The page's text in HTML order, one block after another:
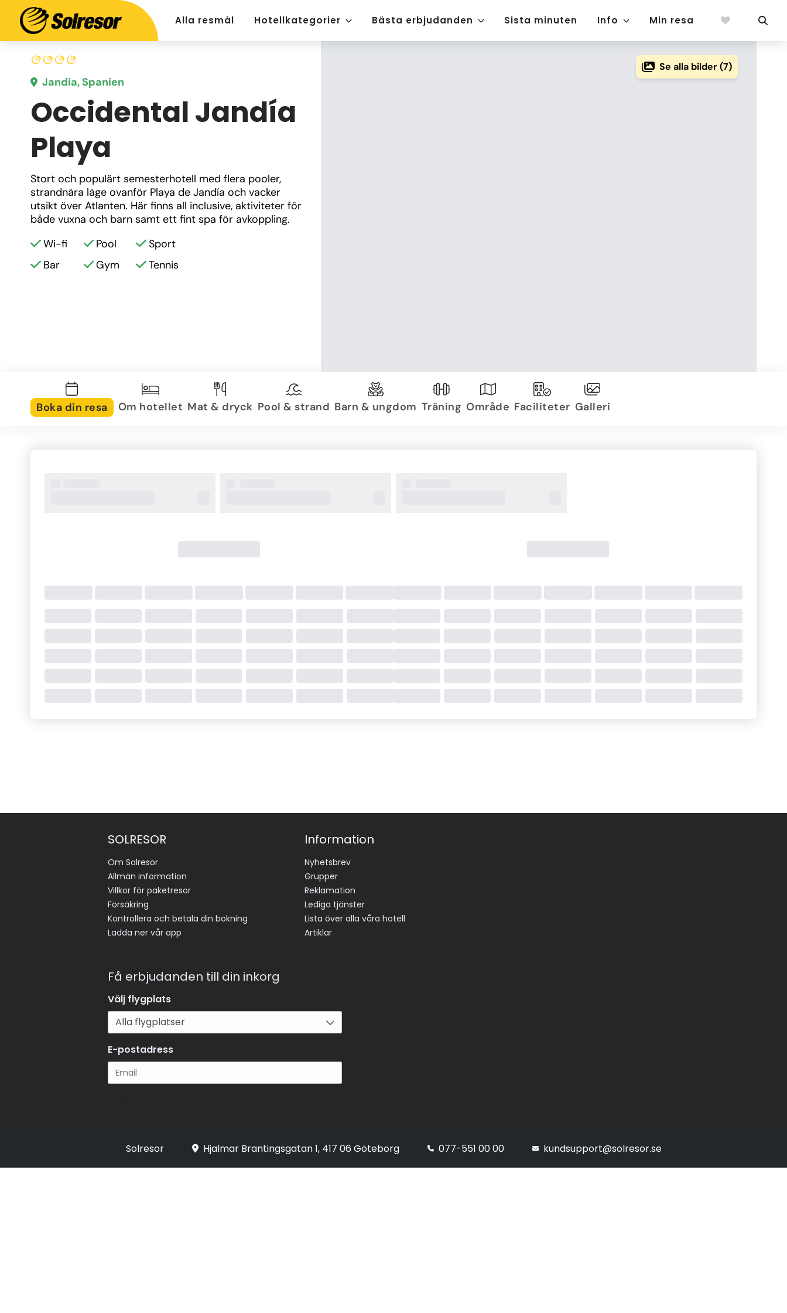
Alla resmål Hotellkategorier Bästa erbjudanden Sista minuten Info Min resa
Jandia, Spanien
Occidental Jandía
Playa
Stort och populärt semesterhotell med flera pooler,
strandnära läge ovanför Playa de Jandía och vacker
utsikt över Atlanten. Här finns all inclusive, aktiviteter för
både vuxna och barn samt ett fint spa för avkoppling.
Wi-fi
Pool
Sport
Bar
Gym Tennis
Se alla bilder (7)
Boka din resa Om hotellet Mat & dryck Pool & strand Barn & ungdom Träning Område Faciliteter Galleri
SOLRESOR
Om Solresor
Allmän information
Villkor för paketresor
Försäkring
Kontrollera och betala din bokning
Ladda ner vår app
Information
Nyhetsbrev
Grupper
Reklamation
Lediga tjänster
Lista över alla våra hotell
Artiklar
Få erbjudanden till din inkorg
Välj flygplats
E-postadress
Solresor Hjalmar Brantingsgatan 1, 417 06 Göteborg 077-551 00 00 kundsupport@solresor.se